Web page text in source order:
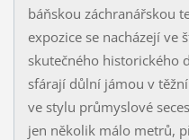
báňskou záchranářskou
expozice se nacházejí ve
skutečného historického
sfárají důlní jámou v
ve stylu průmyslové
jen několik málo metrů,